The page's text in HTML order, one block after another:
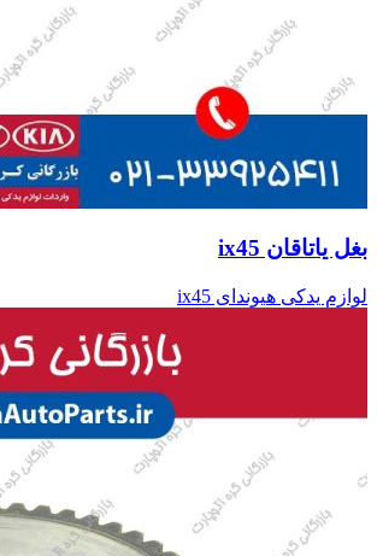
بغل یاتاقان ix45
لوازم یدکی هیوندای ix45